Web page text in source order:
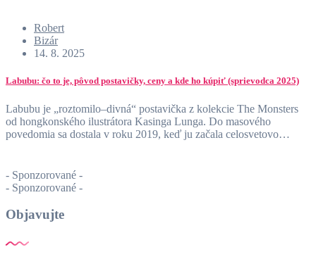
Robert
Bizár
14. 8. 2025
Labubu: čo to je, pôvod postavičky, ceny a kde ho kúpiť (sprievodca 2025)
Labubu je „roztomilo–divná“ postavička z kolekcie The Monsters
od hongkonského ilustrátora Kasinga Lunga. Do masového
povedomia sa dostala v roku 2019, keď ju začala celosvetovo…
- Sponzorované -
- Sponzorované -
Objavujte